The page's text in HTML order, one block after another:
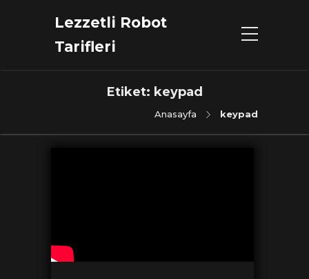
Lezzetli Robot
Tarifleri
Etiket: keypad
Anasayfa keypad